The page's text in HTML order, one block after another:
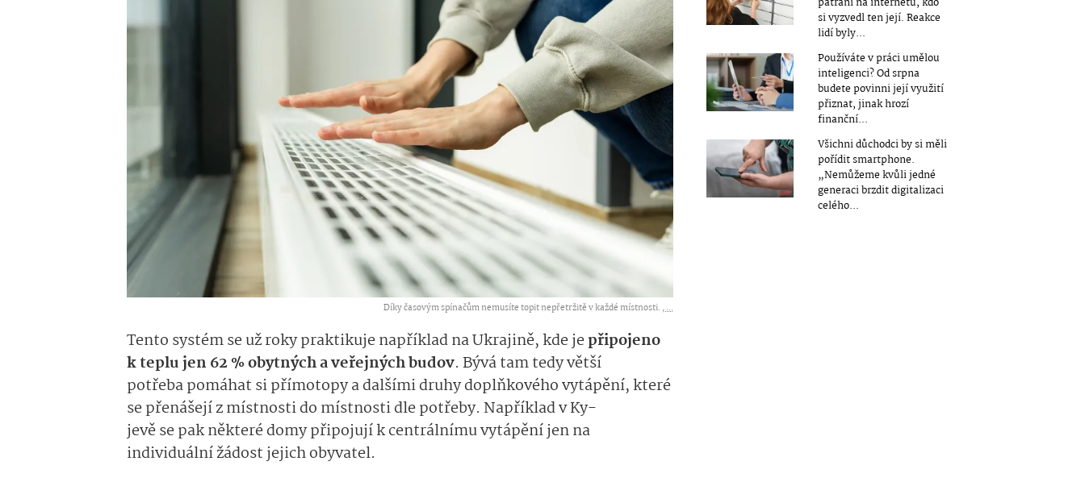
Díky časovým spínačům nemusíte topit nepřetržitě v každé místnosti. ,...
Tento systém seuž rokypraktikuje například na Ukrajině, kdejepřipojeno
k teplu jen 62 %obytných a veřejných budov. Bývá tam tedy větší
potřebapomáhat si přímotopy a dalšími druhydoplňko­véhovytápění, které
se přenášejí z místnosti do místnosti dle potřeby. Napříkladv Ky­
jevěsepakněk­teré domy připojujík cen­trálnímu vytápěníjen na
individuální žádost jejich obyvatel.
si vyzvedl ten její. Reakce
lidí byly...
Používáte v práci umělou
inteligenci? Od srpna
budete povinni její využití
přiznat, jinak hrozí
finanční...
Všichni důchodci by si měli
pořídit smartphone.
„Nemůžeme kvůli jedné
generaci brzdit digitalizaci
celého...